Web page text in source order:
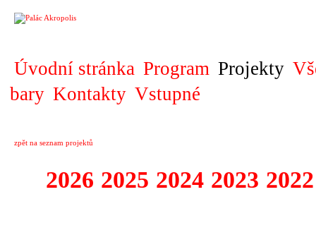
Úvodní stránka Program Projekty
bary Kontakty Vstupné
zpět na seznam projektů
2026 2025 2024 2023 2022